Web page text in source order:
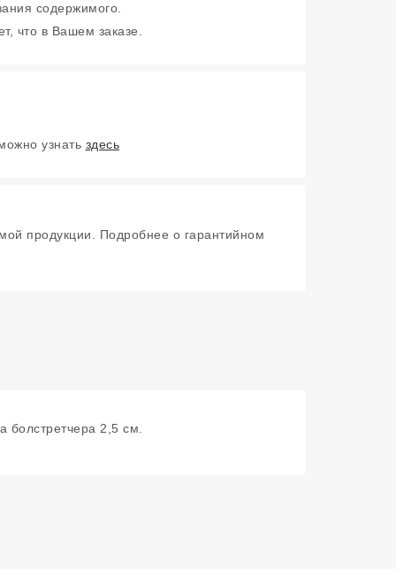
содержимого.
что в Вашем заказе.
узнать здесь
продукции. Подробнее о гарантийном
болстретчера 2,5 см.